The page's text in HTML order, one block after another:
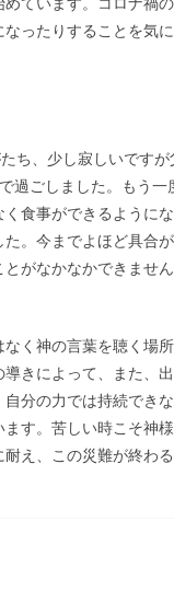
ったりすることを気
ち、少し寂しいです
過ごしました。もう
食事ができるように
。今までよほど具合
がなかなかできませ
く神の言葉を聴く場
きによって、また、
分の力では持続でき
す。苦しい時こそ神
え、この災難が終わ